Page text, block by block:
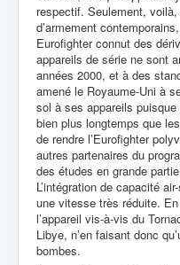
respectif. Seulement,
d’armement
Eurofighter connut des
appareils de série ne sont
années 2000, et à des
amené le Royaume-Uni à
sol à ses appareils
bien plus longtemps que
de rendre l’Eurofighter
autres partenaires du
des études en grande
L’intégration de capacité
une vitesse très réduite.
l’appareil vis-à-vis du
Libye, n’en faisant donc
bombes.